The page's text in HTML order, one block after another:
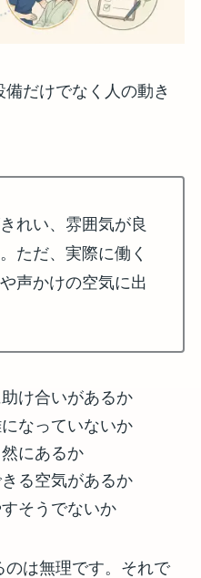
だけでなく人の動き
れい、雰囲気が良
ただ、実際に働く
声かけの空気に出
け合いがあるか
なっていないか
にあるか
る空気があるか
そうでないか
のは無理です。それで